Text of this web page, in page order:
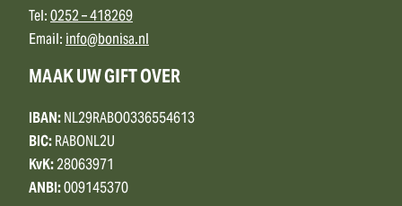
Tel:0252 – 418269
Email:info@bonisa.nl
MAAK UW GIFT OVER
IBAN:NL29RABO0336554613
BIC:RABONL2U
KvK:28063971
ANBI:009145370